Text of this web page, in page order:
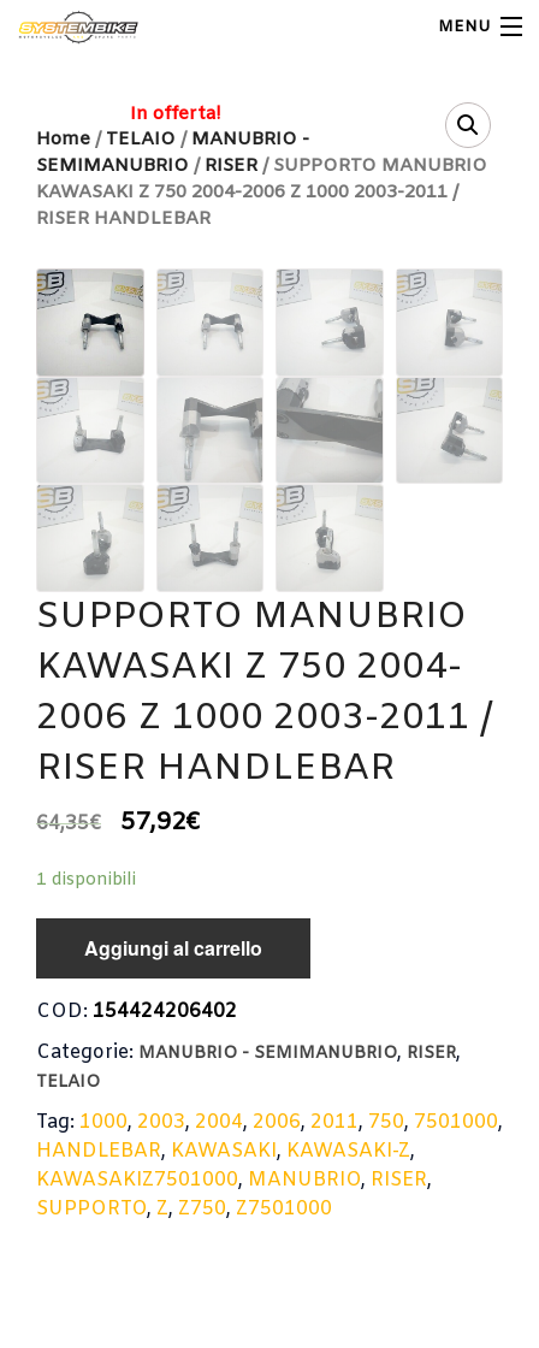
MENU
Home
Shop Moto
Shop Ricambi
Note Generali
Carrello
Contatti
Home / TELAIO / MANUBRIO -
SEMIMANUBRIO / RISER / SUPPORTO MANUBRIO
KAWASAKI Z 750 2004-2006 Z 1000 2003-2011 /
RISER HANDLEBAR
In offerta!
SUPPORTO MANUBRIO
KAWASAKI Z 750 2004-
2006 Z 1000 2003-2011 /
RISER HANDLEBAR
64,35€ 57,92€
1 disponibili
Aggiungi al carrello
COD: 154424206402
Categorie: MANUBRIO - SEMIMANUBRIO, RISER,
TELAIO
Tag: 1000, 2003, 2004, 2006, 2011, 750, 7501000,
HANDLEBAR, KAWASAKI, KAWASAKI-Z,
KAWASAKIZ7501000, MANUBRIO, RISER,
SUPPORTO, Z, Z750, Z7501000